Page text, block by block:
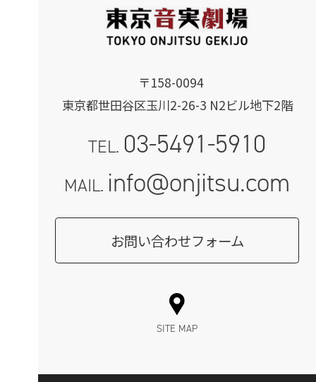
〒158-0094
東京都世田谷区玉川2-26-3 N2ビル地下2階
TEL. 03-5491-5910
MAIL. info@onjitsu.com
お問い合わせフォーム
SITE MAP